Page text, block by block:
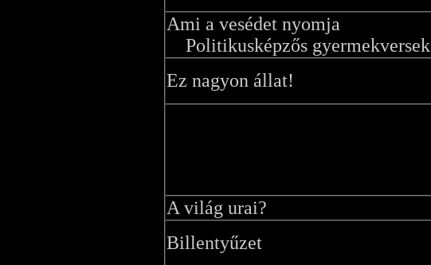
Ami a vesédet nyomja
Politikusképzős gyermekversek
Ez nagyon állat!
A világ urai?
Billentyűzet